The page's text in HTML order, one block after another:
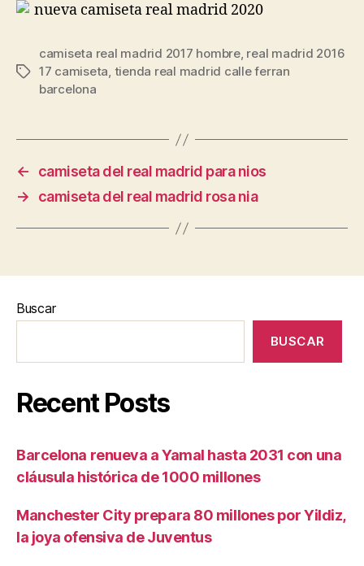
Etiquetas
camiseta real madrid 2017 hombre, real madrid 2016
17 camiseta, tienda real madrid calle ferran
barcelona
←
camiseta del real madrid para nios
→
camiseta del real madrid rosa nia
Buscar
BUSCAR
Recent Posts
Barcelona renueva a Yamal hasta 2031 con una
cláusula histórica de 1000 millones
Manchester City prepara 80 millones por Yildiz,
la joya ofensiva de Juventus